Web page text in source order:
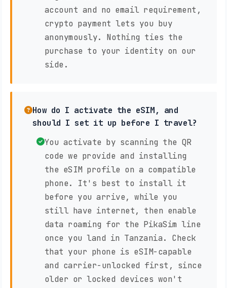
account and no email requirement,
crypto payment lets you buy
anonymously. Nothing ties the
purchase to your identity on our
side.
How do I activate the eSIM, and
should I set it up before I travel?
You activate by scanning the QR
code we provide and installing
the eSIM profile on a compatible
phone. It's best to install it
before you arrive, while you
still have internet, then enable
data roaming for the PikaSim line
once you land in Tanzania. Check
that your phone is eSIM-capable
and carrier-unlocked first, since
older or locked devices won't